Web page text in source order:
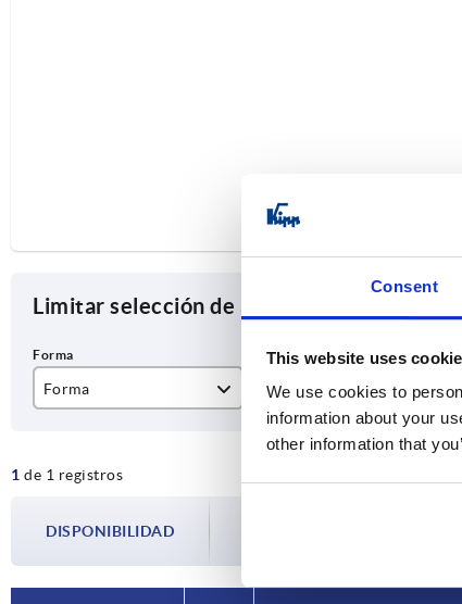
Consent
This website uses
We use cookies to
information about your
other information that
Limitar selección de artículos
Forma Material del cuerpo de base
1 de 1 registros
DISPONIBILIDAD
paso antes de completar su